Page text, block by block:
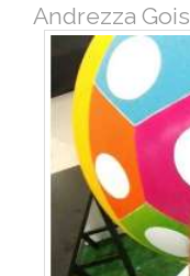
Andrezza Gois